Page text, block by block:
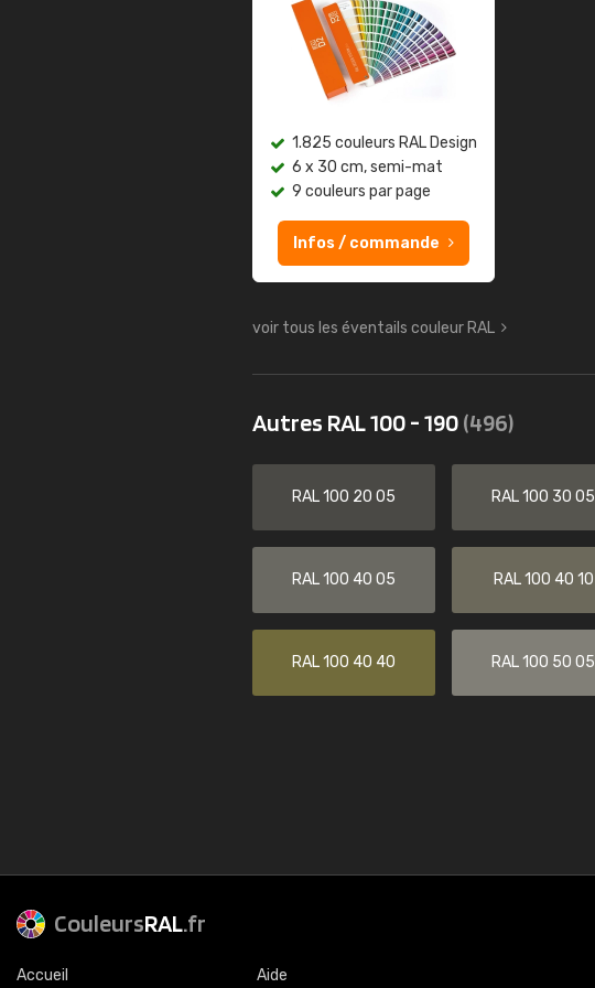
1.825 couleurs RAL Design
6 x 30 cm, semi-mat
9 couleurs par page
Infos / commande
voir tous les éventails couleur RAL
Autres RAL 100 - 190(496)
RAL 100 20 05 RAL 100 30 05
RAL 100 40 05 RAL 100 40 10
RAL 100 40 40 RAL 100 50 05
CouleursRAL.fr
Accueil Aide